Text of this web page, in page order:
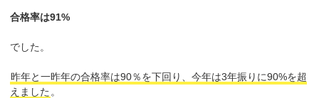
合格率は91%
でした。
昨年と一昨年の合格率は90％を下回り、今年は3年振りに90%を超
えました 。